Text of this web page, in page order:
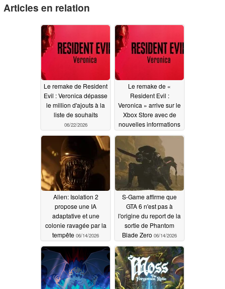
Articles en relation
Le remake de Resident
Evil : Veronica dépasse
le million d'ajouts à la
liste de souhaits
06/22/2026
Le remake de «
Resident Evil :
Veronica » arrive sur le
Xbox Store avec de
nouvelles informations
06/20/2026
Alien: Isolation 2
propose une IA
adaptative et une
colonie ravagée par la
tempête 06/14/2026
S-Game affirme que
GTA 6 n'est pas à
l'origine du report de la
sortie de Phantom
Blade Zero 06/14/2026